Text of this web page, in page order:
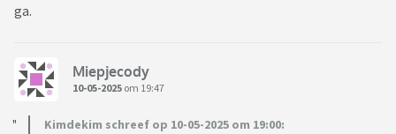
ga.
Miepjecody
10-05-2025 om 19:47
Kimdekim schreef op 10-05-2025 om 19:00: